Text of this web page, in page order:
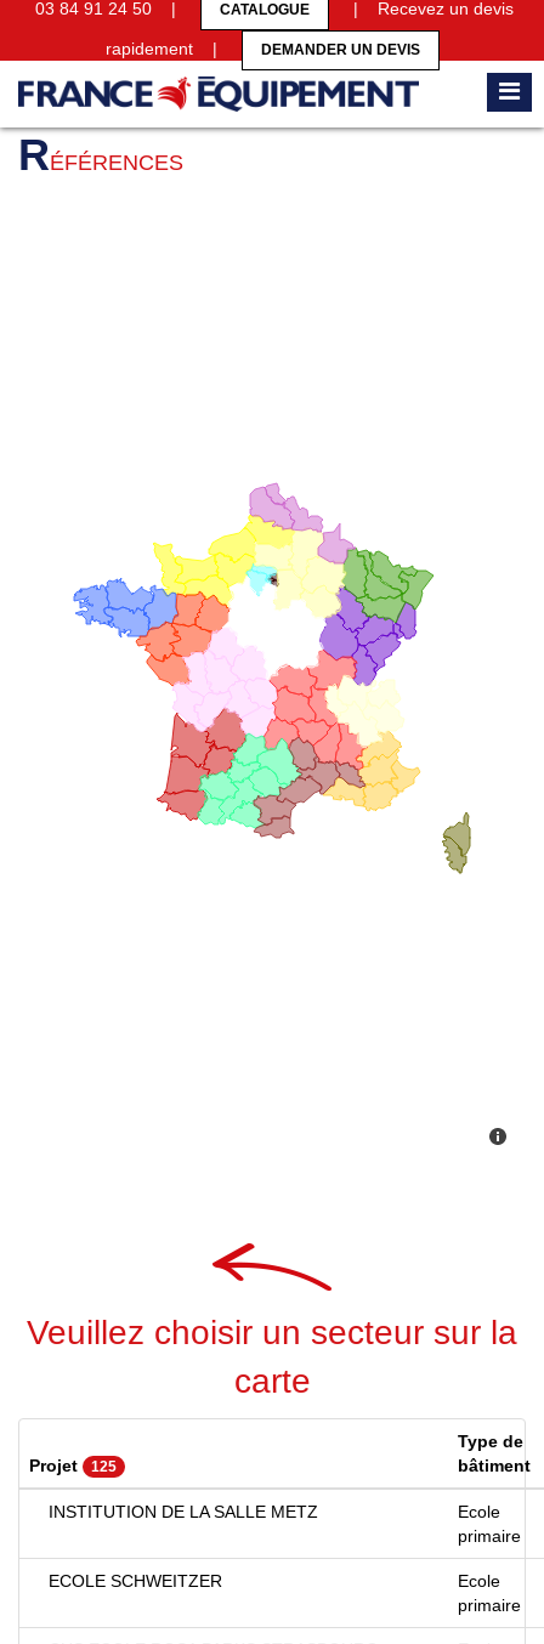
03 84 91 24 50 | CATALOGUE | Recevez un devis
rapidement | DEMANDER UN DEVIS
Accueil Références
RÉFÉRENCES
Veuillez choisir un secteur sur la
carte
Projet 125
Type de
bâtiment
INSTITUTION DE LA SALLE METZ
Ecole
primaire
ECOLE SCHWEITZER
Ecole
primaire